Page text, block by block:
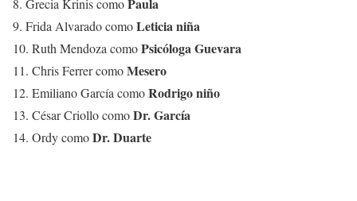
8. Grecia Krinis como
9. Frida Alvarado comoLeticia niña
10. Ruth Mendoza comoPsicóloga Guevara
11. Chris Ferrer comoMesero
12. Emiliano García comoRodrigo niño
13. César Criollo comoDr. García
14. Ordy comoDr. Duarte